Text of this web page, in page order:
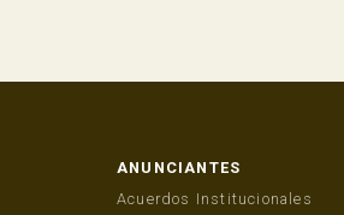
ANUNCIANTES
Acuerdos Institucionales